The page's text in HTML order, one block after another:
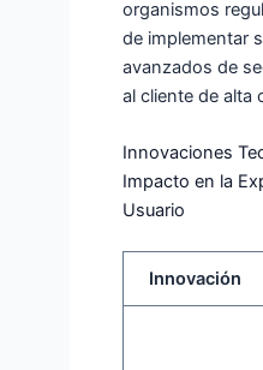
organismos
de implementar
avanzados de
al cliente de alta
Innovaciones
Impacto en la
Usuario
Innovación